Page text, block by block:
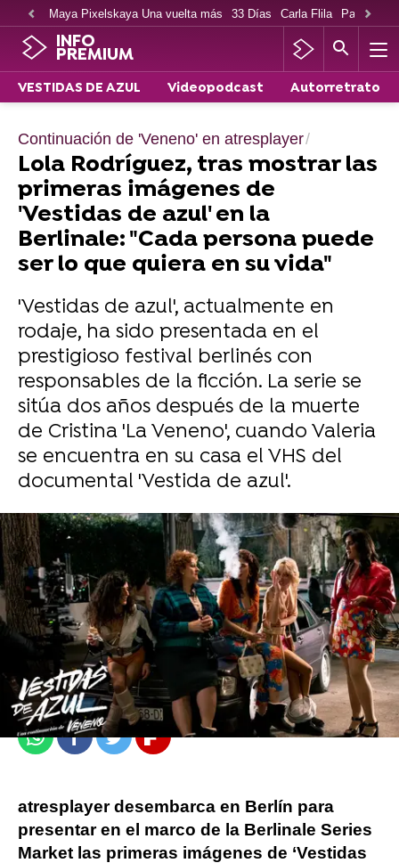
Maya Pixelskaya Una vuelta más 33 Días Carla Flila Paco
INFO
PREMIUM
VESTIDAS DE AZUL Videopodcast Autorretrato
Continuación de 'Veneno' en atresplayer
Lola Rodríguez, tras mostrar las
primeras imágenes de
'Vestidas de azul' en la
Berlinale: "Cada persona puede
ser lo que quiera en su vida"
'Vestidas de azul', actualmente en
rodaje, ha sido presentada en el
prestigioso festival berlinés con
responsables de la ficción. La serie se
sitúa dos años después de la muerte
de Cristina 'La Veneno', cuando Valeria
se encuentra en su casa el VHS del
documental 'Vestida de azul'.
Sandra Lázaro
Publicado:21 de febrero de 2023, 14:32
WhatsappFacebook
TwitterFlipboard
atresplayer desembarca en Berlín para
presentar en el marco de la Berlinale Series
Market las primeras imágenes de ‘Vestidas